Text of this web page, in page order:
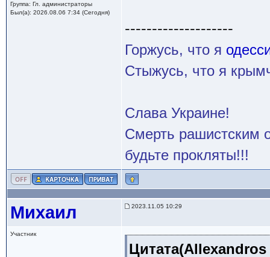
Группа: Гл. администраторы
Был(а): 2026.08.06 7:34 (Сегодня)
--------------------
Горжусь, что я
Стыжусь, что я
Слава Украине!
Смерть рашистским
будьте прокляты!!!
Михаил 2023.11.05 10:29
Участник
Цитата(Allexandros